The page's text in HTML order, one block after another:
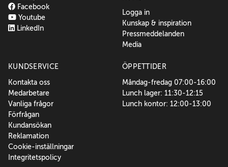
Facebook
Youtube
LinkedIn
Logga in
Kunskap & inspiration
Pressmeddelanden
Media
KUNDSERVICE
Kontakta oss
Medarbetare
Vanliga frågor
Förfrågan
Kundansökan
Reklamation
Cookie-inställningar
Integritetspolicy
ÖPPETTIDER
Måndag-fredag 07:00-16:00
Lunch lager: 11:30-12:15
Lunch kontor: 12:00-13:00